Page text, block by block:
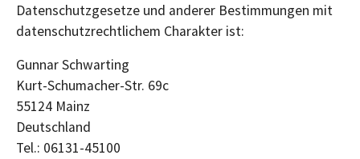
Datenschutzgesetze und anderer Bestimmungen mit
datenschutzrechtlichem Charakter ist:
Gunnar Schwarting
Kurt-Schumacher-Str. 69c
55124 Mainz
Deutschland
Tel.: 06131-45100